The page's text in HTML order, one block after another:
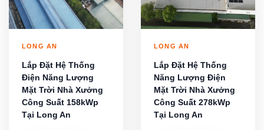
LONG AN
Lắp Đặt Hệ Thống
Điện Năng Lượng
Mặt Trời Nhà Xưởng
Công Suất 158kWp
Tại Long An
LONG AN
Lắp Đặt Hệ Thống
Năng Lượng Điện
Mặt Trời Nhà Xưởng
Công Suất 278kWp
Tại Long An